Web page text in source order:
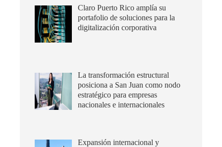
Claro Puerto Rico amplía su
portafolio de soluciones para la
digitalización corporativa
La transformación estructural
posiciona a San Juan como nodo
estratégico para empresas
nacionales e internacionales
Expansión internacional y